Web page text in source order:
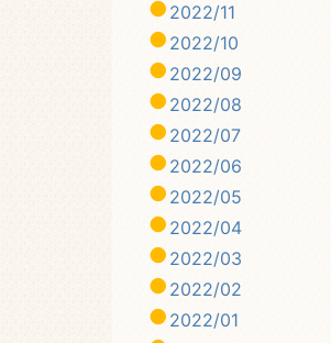
2022/11
2022/10
2022/09
2022/08
2022/07
2022/06
2022/05
2022/04
2022/03
2022/02
2022/01